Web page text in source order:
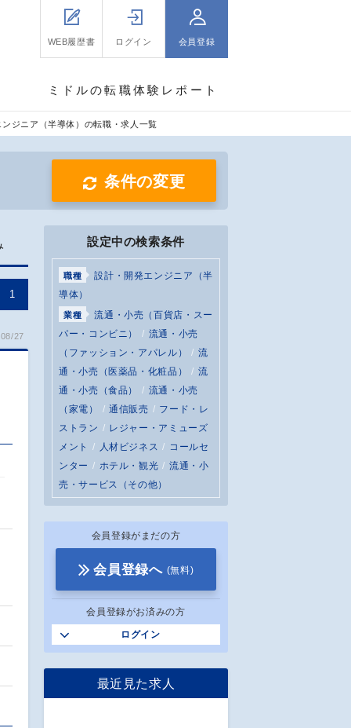
WEB履歴書 ログイン 会員登録
ミドルの転職体験レポート
ジニア（半導体）の転職・求人一覧
条件の変更
1
27
設定中の検索条件
職種
設計・開発エンジニア（半
導体）
業種
流通・小売（百貨店・スー
パー・コンビニ）
流通・小売
（ファッション・アパレル）
流
通・小売（医薬品・化粧品）
流
通・小売（食品）
流通・小売
（家電）
通信販売
フード・レ
ストラン
レジャー・アミューズ
メント
人材ビジネス
コールセ
ンター
ホテル・観光
流通・小
売・サービス（その他）
会員登録がまだの方
会員登録へ (無料)
会員登録がお済みの方
ログイン
最近見た求人